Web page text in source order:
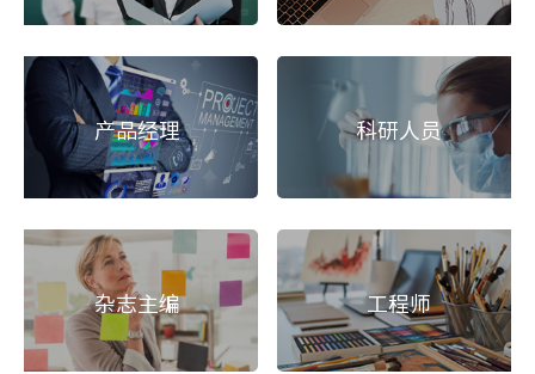
产品经理 科研人员
杂志主编 工程师